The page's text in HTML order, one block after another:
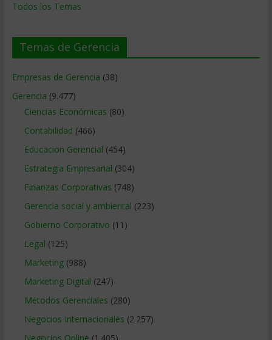
Todos los Temas
Temas de Gerencia
Empresas de Gerencia (38)
Gerencia (9.477)
Ciencias Económicas (80)
Contabilidad (466)
Educacion Gerencial (454)
Estrategia Empresarial (304)
Finanzas Corporativas (748)
Gerencia social y ambiental (223)
Gobierno Corporativo (11)
Legal (125)
Marketing(988)
Marketing Digital (247)
Métodos Gerenciales (280)
Negocios Internacionales (2.257)